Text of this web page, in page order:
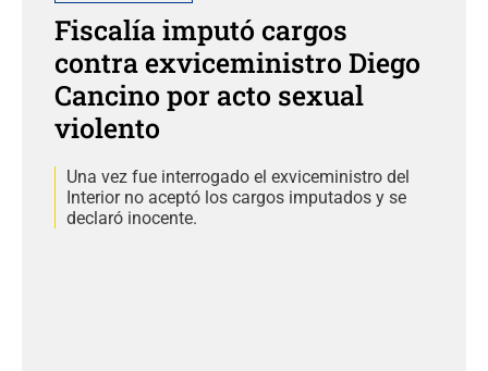
Fiscalía imputó cargos
contra exviceministro Diego
Cancino por acto sexual
violento
Una vez fue interrogado el exviceministro del
Interior no aceptó los cargos imputados y se
declaró inocente.